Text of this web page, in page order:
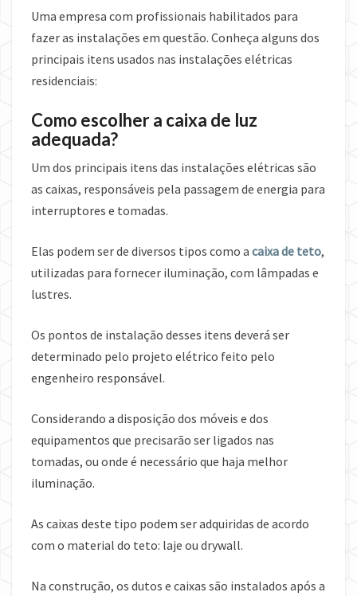
Uma empresa com profissionais habilitados para
fazer as instalações em questão. Conheça alguns dos
principais itens usados nas instalações elétricas
residenciais:
Como escolher a caixa de luz
adequada?
Um dos principais itens das instalações elétricas são
as caixas, responsáveis pela passagem de energia para
interruptores e tomadas.
Elas podem ser de diversos tipos como a caixa de teto,
utilizadas para fornecer iluminação, com lâmpadas e
lustres.
Os pontos de instalação desses itens deverá ser
determinado pelo projeto elétrico feito pelo
engenheiro responsável.
Considerando a disposição dos móveis e dos
equipamentos que precisarão ser ligados nas
tomadas, ou onde é necessário que haja melhor
iluminação.
As caixas deste tipo podem ser adquiridas de acordo
com o material do teto: laje ou drywall.
Na construção, os dutos e caixas são instalados após a